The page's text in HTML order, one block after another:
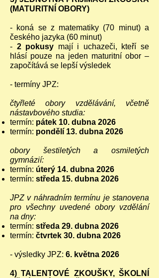
(MATURITNÍ OBORY)
- koná se z matematiky (70 minut) a
českého jazyka (60 minut)
- 2 pokusy mají i uchazeči, kteří se
hlásí pouze na jeden maturitní obor –
započítává se lepší výsledek
- termíny JPZ:
čtyřleté obory vzdělávání, včetně
nástavbového studia:
termín: pátek 10. dubna 2026
termín: pondělí 13. dubna 2026
obory šestiletých a osmiletých
gymnázií:
termín: úterý 14. dubna 2026
termín: středa 15. dubna 2026
JPZ v náhradním termínu je stanovena
pro všechny uvedené obory vzdělání
na dny:
termín: středa 29. dubna 2026
termín: čtvrtek 30. dubna 2026
- výsledky JPZ: 6. května 2026
4) TALENTOVÉ ZKOUŠKY, ŠKOLNÍ